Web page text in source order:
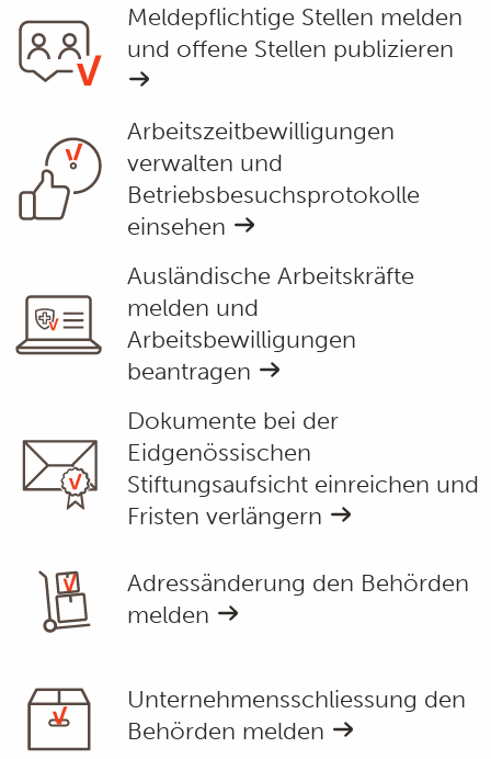
Meldepflichtige Stellen melden
und offene Stellen publizieren
Arbeitszeitbewilligungen
verwalten und
Betriebsbesuchsprotokolle
einsehen
Ausländische Arbeitskräfte
melden und
Arbeitsbewilligungen
beantragen
Dokumente bei der
Eidgenössischen
Stiftungsaufsicht einreichen und
Fristen verlängern
Adressänderung den Behörden
melden
Unternehmensschliessung den
Behörden melden